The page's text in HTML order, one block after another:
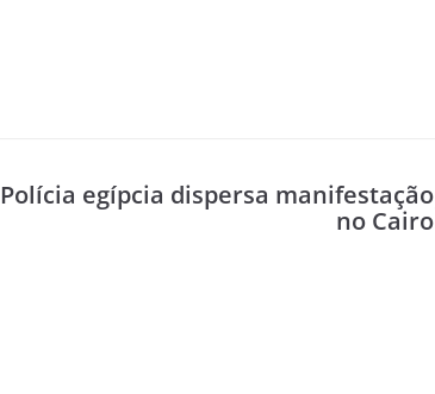
Polícia egípcia dispersa manifestação
no Cairo